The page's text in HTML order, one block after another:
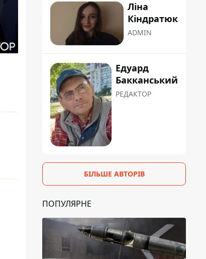
Ліна
Кіндратюк
ADMIN
Едуард
Бакканський
РЕДАКТОР
БІЛЬШЕ АВТОРІВ
ПОПУЛЯРНЕ